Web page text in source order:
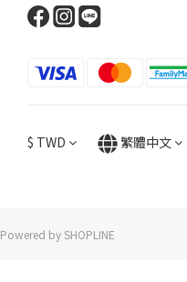
$ TWD 繁體中文
Powered by SHOPLINE